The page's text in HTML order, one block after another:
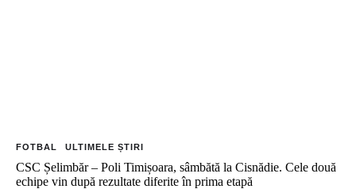
FOTBAL ULTIMELE ȘTIRI
CSC Șelimbăr – Poli Timișoara, sâmbătă la Cisnădie. Cele două
echipe vin după rezultate diferite în prima etapă